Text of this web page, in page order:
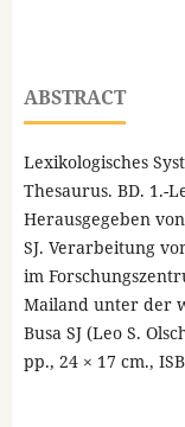
ABSTRACT
Lexikologisches
Thesaurus. BD. 1.-
Herausgegeben
SJ. Verarbeitung
im
Mailand unter der
Busa SJ (Leo S.
pp., 24 × 17 cm.,